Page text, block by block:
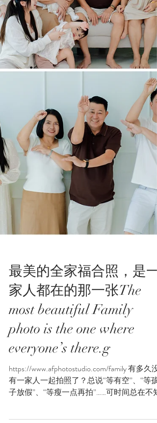
最美的全家福合照，是一
家人都在的那一张The
most beautiful Family
photo is the one where